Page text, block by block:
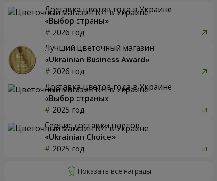
Доставка цветов года в Украине
«Выбор страны»
2026 год
Лучший цветочный магазин
«Ukrainian Business Award»
2026 год
Доставка цветов года в Украине
«Выбор страны»
2025 год
Сервис доставки цветов
«Ukrainian Choice»
2025 год